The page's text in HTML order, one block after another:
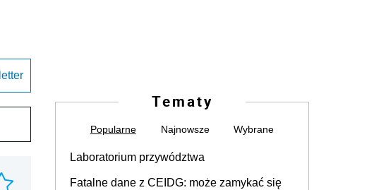
Tematy
Popularne Najnowsze Wybrane
Laboratorium przywództwa
Fatalne dane z CEIDG: może zamykać się